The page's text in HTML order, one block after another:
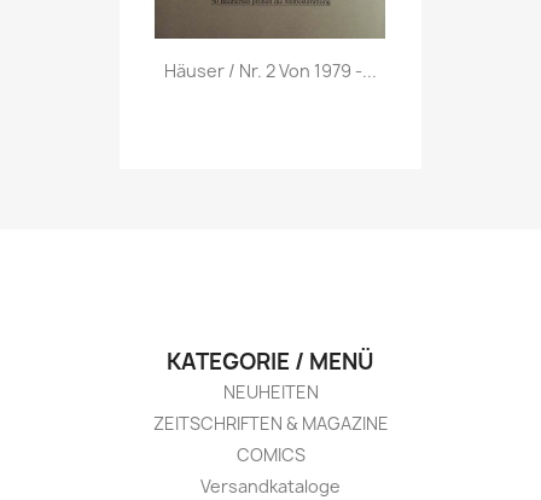
 Vorschau
Häuser / Nr. 2 Von 1979 -...
KATEGORIE / MENÜ
NEUHEITEN
ZEITSCHRIFTEN & MAGAZINE
COMICS
Versandkataloge